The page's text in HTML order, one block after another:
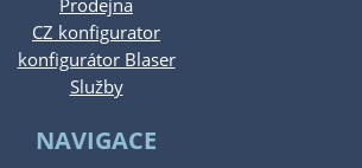
Prodejna
CZ konfigurator
konfigurátor Blaser
Služby
NAVIGACE